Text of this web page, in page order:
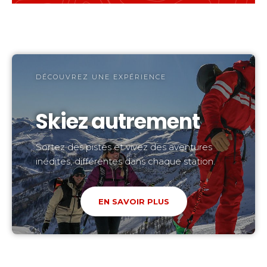
DÉCOUVREZ UNE EXPÉRIENCE
Skiez autrement
Sortez des pistes et vivez des aventures
inédites, différentes dans chaque station.
EN SAVOIR PLUS